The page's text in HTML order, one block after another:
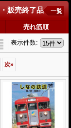
販売終了品 一覧
売れ筋順
表示件数:
次»